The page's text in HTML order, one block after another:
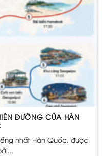
ĐƯỜNG CỦA HÀN
nhất Hàn Quốc, được